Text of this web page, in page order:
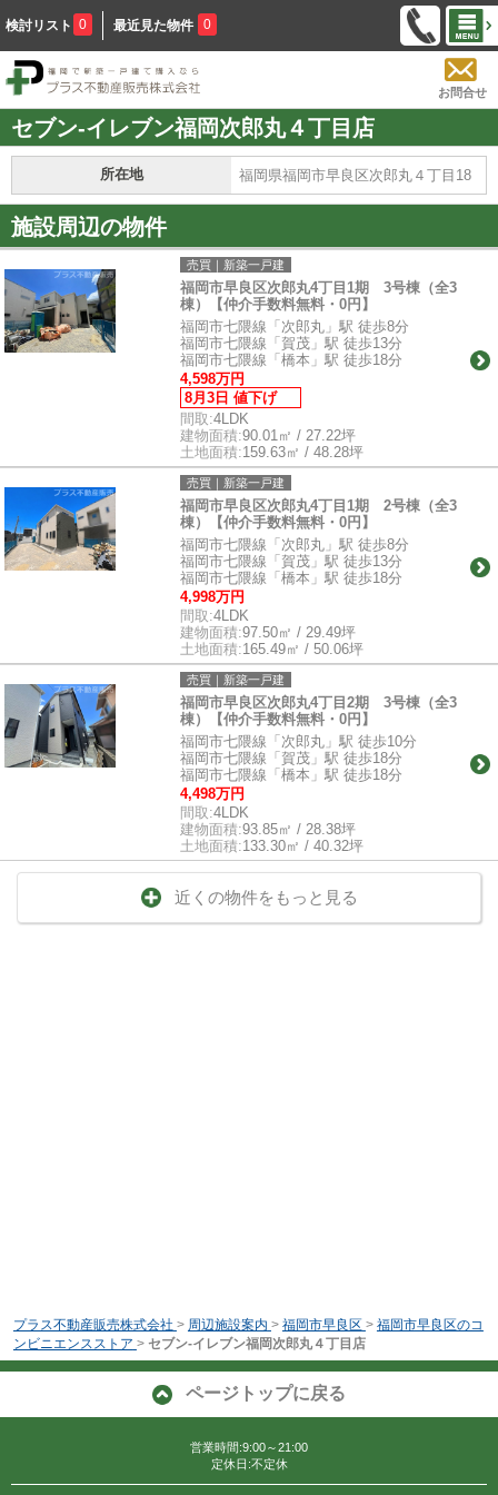
検討リスト 0 最近見た物件 0
お問合せ
セブン-イレブン福岡次郎丸４丁目店
所在地 福岡県福岡市早良区次郎丸４丁目18
施設周辺の物件
売買｜新築一戸建
福岡市早良区次郎丸4丁目1期 3号棟（全3
棟）【仲介手数料無料・0円】
福岡市七隈線「次郎丸」駅 徒歩8分
福岡市七隈線「賀茂」駅 徒歩13分
福岡市七隈線「橋本」駅 徒歩18分
4,598万円
8月3日 値下げ
間取:4LDK
建物面積:90.01㎡ / 27.22坪
土地面積:159.63㎡ / 48.28坪
売買｜新築一戸建
福岡市早良区次郎丸4丁目1期 2号棟（全3
棟）【仲介手数料無料・0円】
福岡市七隈線「次郎丸」駅 徒歩8分
福岡市七隈線「賀茂」駅 徒歩13分
福岡市七隈線「橋本」駅 徒歩18分
4,998万円
間取:4LDK
建物面積:97.50㎡ / 29.49坪
土地面積:165.49㎡ / 50.06坪
売買｜新築一戸建
福岡市早良区次郎丸4丁目2期 3号棟（全3
棟）【仲介手数料無料・0円】
福岡市七隈線「次郎丸」駅 徒歩10分
福岡市七隈線「賀茂」駅 徒歩18分
福岡市七隈線「橋本」駅 徒歩18分
4,498万円
間取:4LDK
建物面積:93.85㎡ / 28.38坪
土地面積:133.30㎡ / 40.32坪
近くの物件をもっと見る
プラス不動産販売株式会社 > 周辺施設案内 > 福岡市早良区 > 福岡市早良区のコ
ンビニエンスストア > セブン-イレブン福岡次郎丸４丁目店
ページトップに戻る
営業時間:9:00～21:00
定休日:不定休